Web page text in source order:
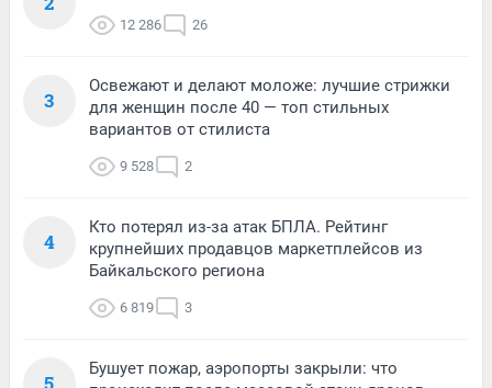
12 286 26
3
Освежают и делают моложе: лучшие стрижки
для женщин после 40 — топ стильных
вариантов от стилиста
9 528 2
4
Кто потерял из-за атак БПЛА. Рейтинг
крупнейших продавцов маркетплейсов из
Байкальского региона
6 819 3
5
Бушует пожар, аэропорты закрыли: что